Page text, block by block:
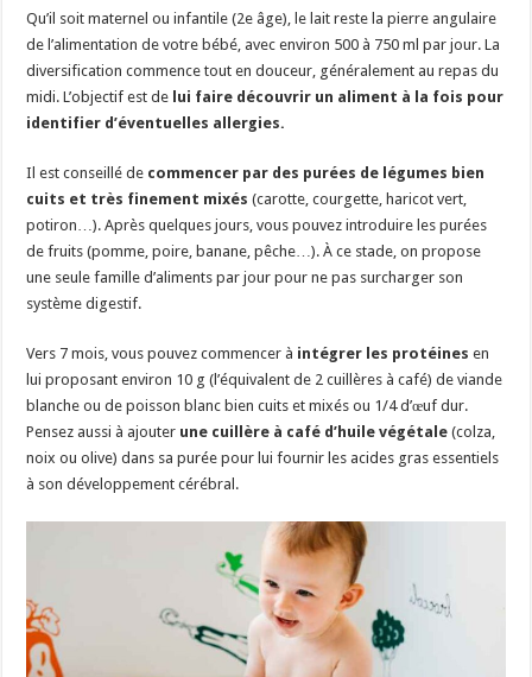
Qu’il soit maternel ou infantile (2e âge), le lait reste la pierre angulaire
de l’alimentation de votre bébé, avec environ 500 à 750 ml par jour. La
diversification commence tout en douceur, généralement au repas du
midi. L’objectif est de lui faire découvrir un aliment à la fois pour
identifier d’éventuelles allergies.
Il est conseillé de commencer par des purées de légumes bien
cuits et très finement mixés (carotte, courgette, haricot vert,
potiron…). Après quelques jours, vous pouvez introduire les purées
de fruits (pomme, poire, banane, pêche…). À ce stade, on propose
une seule famille d’aliments par jour pour ne pas surcharger son
système digestif.
Vers 7 mois, vous pouvez commencer à intégrer les protéines en
lui proposant environ 10 g (l’équivalent de 2 cuillères à café) de viande
blanche ou de poisson blanc bien cuits et mixés ou 1/4 d’œuf dur.
Pensez aussi à ajouter une cuillère à café d’huile végétale (colza,
noix ou olive) dans sa purée pour lui fournir les acides gras essentiels
à son développement cérébral.